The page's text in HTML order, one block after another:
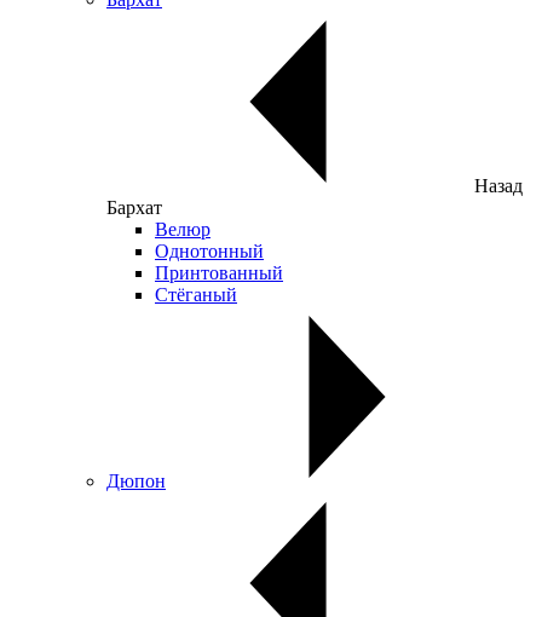
Назад
Бархат
Велюр
Однотонный
Принтованный
Стёганый
Дюпон